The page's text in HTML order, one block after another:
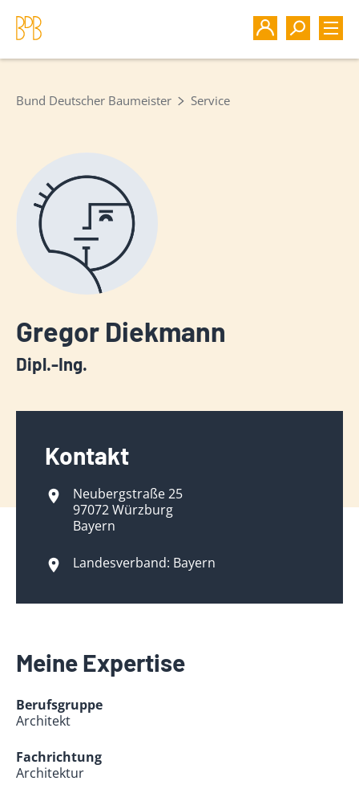
Bund Deutscher Baumeister Service
Gregor Diekmann
Dipl.-Ing.
Kontakt
Neubergstraße 25
97072 Würzburg
Bayern
Landesverband: Bayern
Meine Expertise
Berufsgruppe
Architekt
Fachrichtung
Architektur